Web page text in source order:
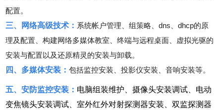
配置。
三、网络高级技术： 系统帐户管理、组策略、dns、dhcp的原
理及配置、构建网络多媒体教室、终端与远程桌面、虚拟光驱的
安装与配置以及还原精灵的安装与卸载。
四、多媒体安装：包括监控安装、投影仪安装、音响安装等。
五、安防监控安装： 电脑组装维护、摄像头安装调试、电动
变焦镜头安装调试、室外红外对射探测器安装、双监探测器